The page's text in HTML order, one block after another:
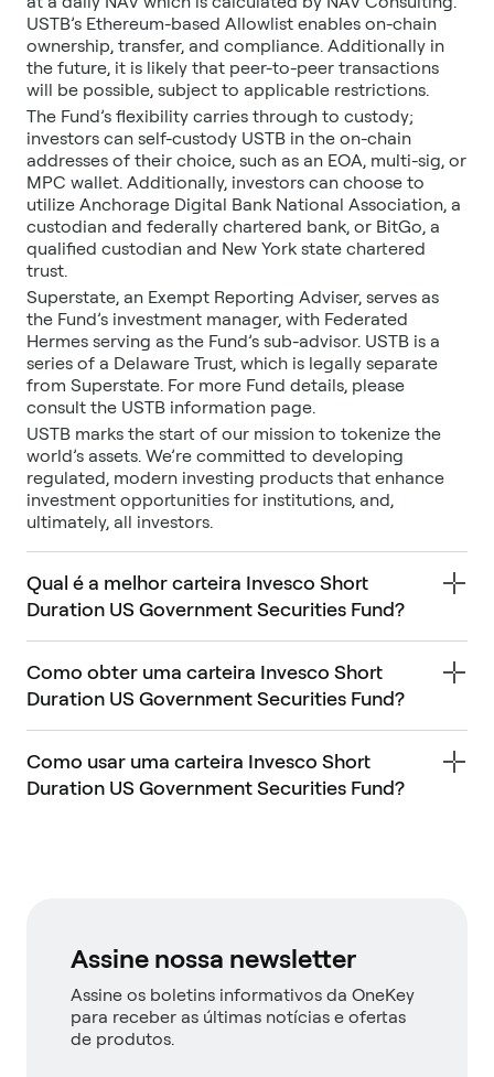
USTB’s Ethereum-based Allowlist enables on-chain
ownership, transfer, and compliance. Additionally in
the future, it is likely that peer-to-peer transactions
will be possible, subject to applicable restrictions.
The Fund’s flexibility carries through to custody;
investors can self-custody USTB in the on-chain
addresses of their choice, such as an EOA, multi-sig, or
MPC wallet. Additionally, investors can choose to
utilize Anchorage Digital Bank National Association, a
custodian and federally chartered bank, or BitGo, a
qualified custodian and New York state chartered
trust.
Superstate, an Exempt Reporting Adviser, serves as
the Fund’s investment manager, with Federated
Hermes serving as the Fund’s sub-advisor. USTB is a
series of a Delaware Trust, which is legally separate
from Superstate. For more Fund details, please
consult the USTB information page.
USTB marks the start of our mission to tokenize the
world’s assets. We’re committed to developing
regulated, modern investing products that enhance
investment opportunities for institutions, and,
ultimately, all investors.
Qual é a melhor carteira Invesco Short
Duration US Government Securities Fund?
Como obter uma carteira Invesco Short
Duration US Government Securities Fund?
Como usar uma carteira Invesco Short
Duration US Government Securities Fund?
Assine nossa newsletter
Assine os boletins informativos da OneKey
para receber as últimas notícias e ofertas
de produtos.